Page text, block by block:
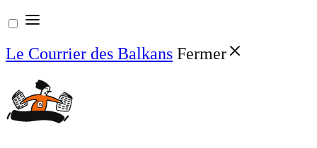
Aller
au
contenu
Le Courrier des Balkans Fermer